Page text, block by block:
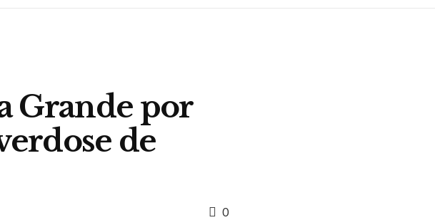
Grande por
de
0